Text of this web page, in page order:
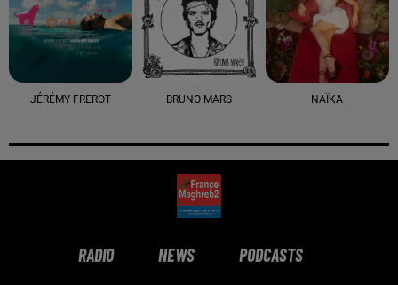
JÉRÉMY FREROT BRUNO MARS NAÏKA
RADIO NEWS PODCASTS